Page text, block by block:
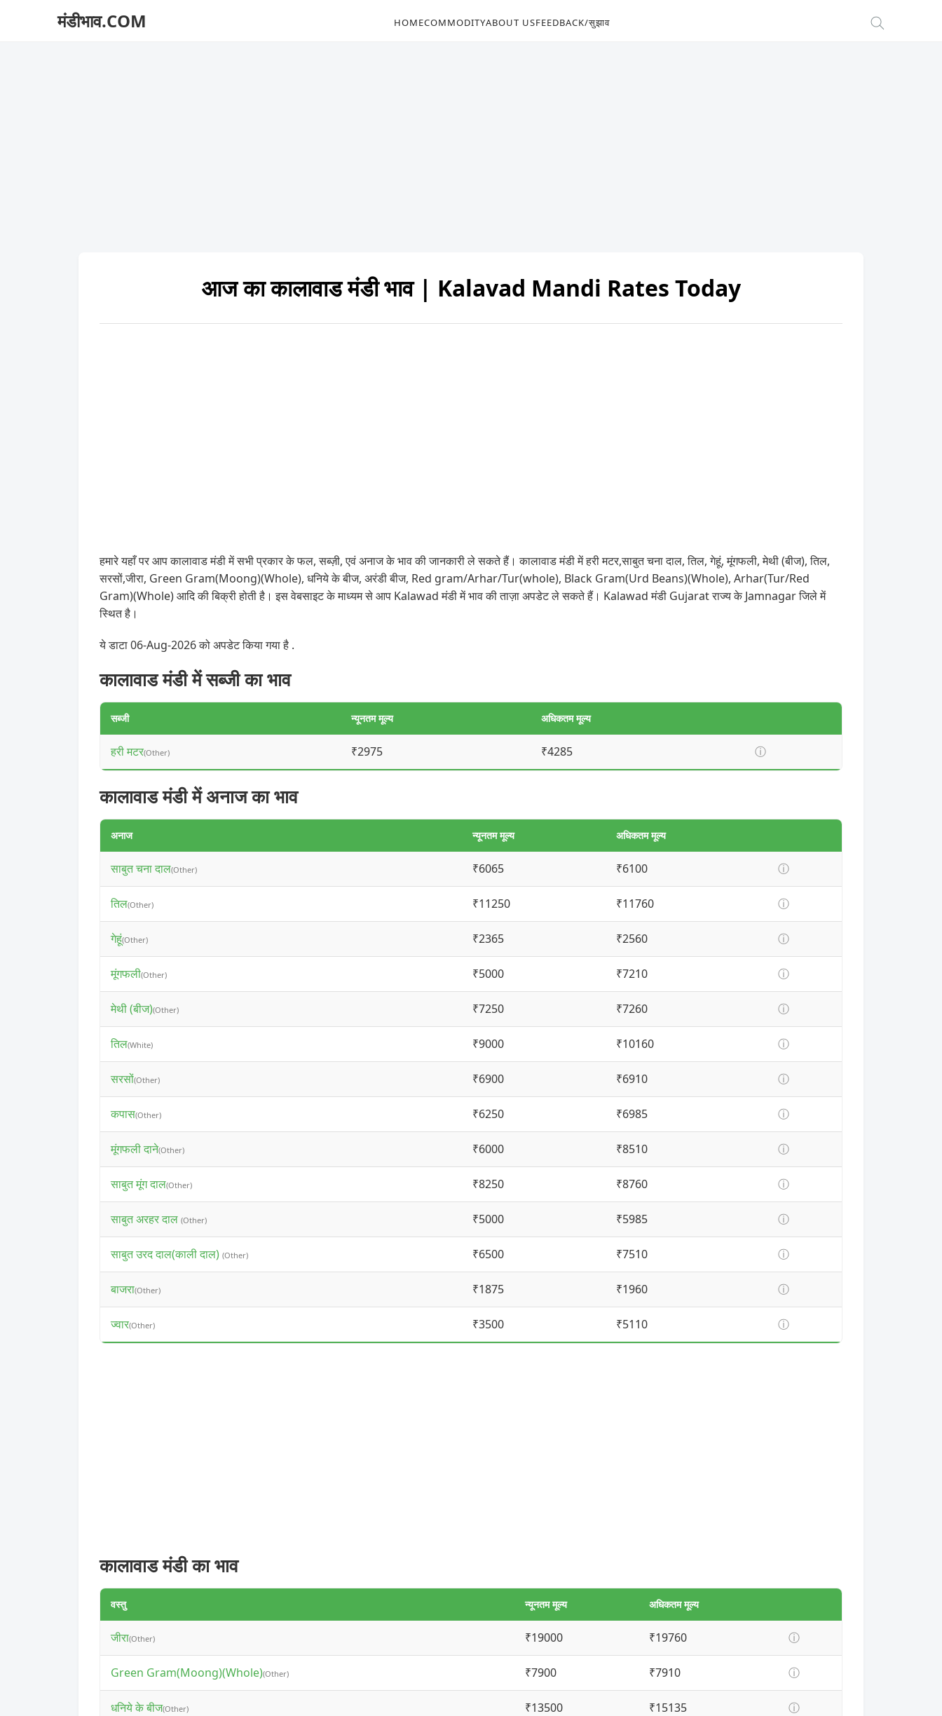
मंडीभाव.COM HOMECOMMODITYABOUT USFEEDBACK/सुझाव
आज का कालावाड मंडी भाव | Kalavad Mandi Rates Today
हमारे यहाँ पर आप कालावाड मंडी में सभी प्रकार के फल, सब्ज़ी, एवं अनाज के भाव की जानकारी ले सकते हैं। कालावाड मंडी में हरी मटर,साबुत चना दाल, तिल, गेहूं, मूंगफली, मेथी (बीज), तिल,
सरसों,जीरा, Green Gram(Moong)(Whole), धनिये के बीज, अरंडी बीज, Red gram/Arhar/Tur(whole), Black Gram(Urd Beans)(Whole), Arhar(Tur/Red
Gram)(Whole) आदि की बिक्री होती है। इस वेबसाइट के माध्यम से आप Kalawad मंडी में भाव की ताज़ा अपडेट ले सकते हैं। Kalawad मंडी Gujarat राज्य के Jamnagar जिले में
स्थित है।
ये डाटा 06-Aug-2026 को अपडेट किया गया है .
कालावाड मंडी में सब्जी का भाव
सब्जी न्यूनतम मूल्य अधिकतम मूल्य
हरी मटर(Other) ₹2975 ₹4285 ⓘ
कालावाड मंडी में अनाज का भाव
अनाज न्यूनतम मूल्य अधिकतम मूल्य
साबुत चना दाल(Other) ₹6065 ₹6100 ⓘ
तिल(Other) ₹11250 ₹11760 ⓘ
गेहूं(Other) ₹2365 ₹2560 ⓘ
मूंगफली(Other) ₹5000 ₹7210 ⓘ
मेथी (बीज)(Other) ₹7250 ₹7260 ⓘ
तिल(White) ₹9000 ₹10160 ⓘ
सरसों(Other) ₹6900 ₹6910 ⓘ
कपास(Other) ₹6250 ₹6985 ⓘ
मूंगफली दाने(Other) ₹6000 ₹8510 ⓘ
साबुत मूंग दाल(Other) ₹8250 ₹8760 ⓘ
साबुत अरहर दाल (Other) ₹5000 ₹5985 ⓘ
साबुत उरद दाल(काली दाल) (Other) ₹6500 ₹7510 ⓘ
बाजरा(Other) ₹1875 ₹1960 ⓘ
ज्वार(Other) ₹3500 ₹5110 ⓘ
कालावाड मंडी का भाव
वस्तु न्यूनतम मूल्य अधिकतम मूल्य
जीरा(Other) ₹19000 ₹19760 ⓘ
Green Gram(Moong)(Whole)(Other) ₹7900 ₹7910 ⓘ
धनिये के बीज(Other) ₹13500 ₹15135 ⓘ